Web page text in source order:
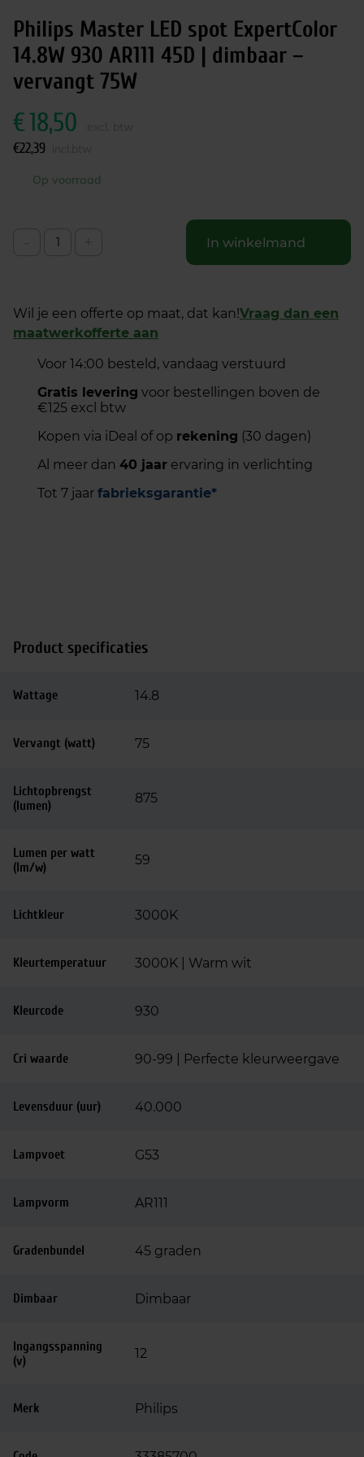
Philips Master LED spot ExpertColor
14.8W 930 AR111 45D | dimbaar –
vervangt 75W
€18,50
€22,39
Op voorraad
In winkelmand
Wil je een offerte op maat, dat kan!Vraag dan een
maatwerkofferte aan
Voor 14:00 besteld, vandaag verstuurd
Gratis levering voor bestellingen boven de
€125 excl btw
Kopen via iDeal of op rekening (30 dagen)
Al meer dan 40 jaar ervaring in verlichting
Tot 7 jaar fabrieksgarantie*
Product specificaties
Wattage 14.8
Vervangt (watt) 75
Lichtopbrengst
(lumen)
875
Lumen per watt
(lm/w)
59
Lichtkleur 3000K
Kleurtemperatuur 3000K | Warm wit
Kleurcode 930
Cri waarde 90-99 | Perfecte kleurweergave
Levensduur (uur) 40.000
Lampvoet G53
Lampvorm AR111
Gradenbundel 45 graden
Dimbaar Dimbaar
Ingangsspanning
(v)
12
Merk Philips